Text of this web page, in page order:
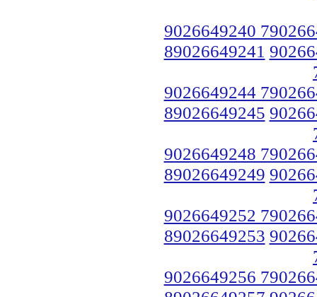
9026649240
89026649241
9026649244
89026649245
9026649248
89026649249
9026649252
89026649253
9026649256